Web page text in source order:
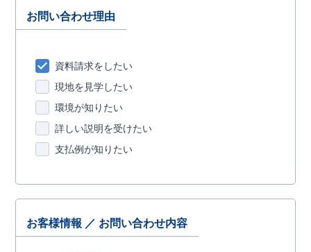
お問い合わせ理由
資料請求をしたい
現地を見学したい
環境が知りたい
詳しい説明を受けたい
支払例が知りたい
お客様情報 ／ お問い合わせ内容